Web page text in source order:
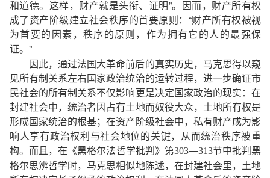
和道德。这样，财产就是头衔、证明”。因而，财产所有权
成了资产阶级建立社会秩序的首要原则：“财产所有权被视
为首要的因素，秩序的原则，作为拥有它的人的最强保
证。”
因此，通过法国大革命前后的真实历史，马克思得以窥
见所有制关系左右国家政治统治的运转过程，进一步确证市
民社会的所有制关系不仅影响更是决定国家政治的现实：在
封建社会中，统治者因占有土地而奴役大众，土地所有权是
形成国家统治的根基；在资产阶级社会中，私有财产成为影
响人享有政治权利与社会地位的关键，从而统治秩序被重
构。而且，在《黑格尔法哲学批判》第303—313节中批判黑
格尔思辨哲学时，马克思相似地陈述，在封建社会里，土地